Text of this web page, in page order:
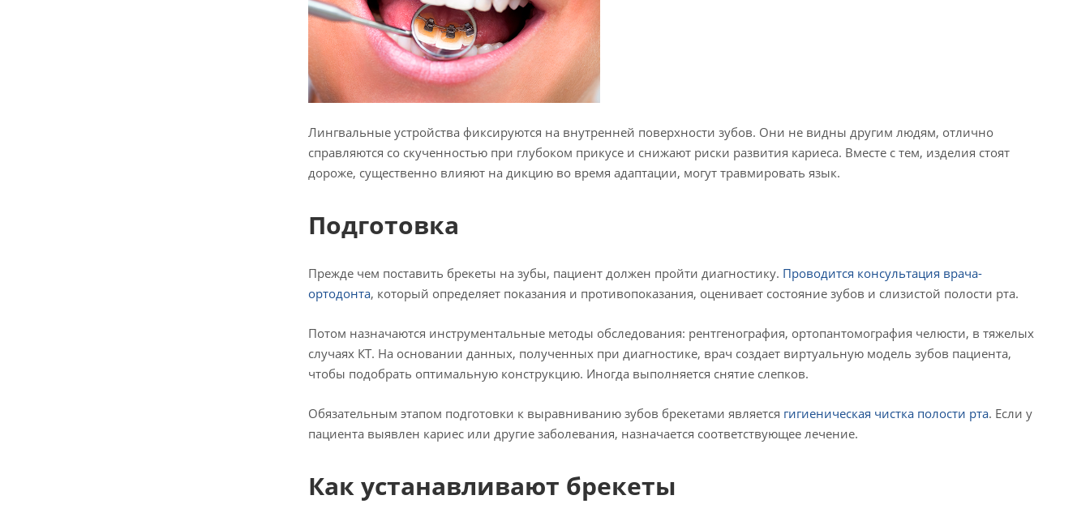
Лингвальные устройства фиксируются на внутренней поверхности зубов. Они не видны другим людям, отлично
справляются со скученностью при глубоком прикусе и снижают риски развития кариеса. Вместе с тем, изделия стоят
дороже, существенно влияют на дикцию во время адаптации, могут травмировать язык.
Подготовка
Прежде чем поставить брекеты на зубы, пациент должен пройти диагностику. Проводится консультация врача-
ортодонта, который определяет показания и противопоказания, оценивает состояние зубов и слизистой полости рта.
Потом назначаются инструментальные методы обследования: рентгенография, ортопантомография челюсти, в тяжелых
случаях КТ. На основании данных, полученных при диагностике, врач создает виртуальную модель зубов пациента,
чтобы подобрать оптимальную конструкцию. Иногда выполняется снятие слепков.
Обязательным этапом подготовки к выравниванию зубов брекетами является гигиеническая чистка полости рта. Если у
пациента выявлен кариес или другие заболевания, назначается соответствующее лечение.
Как устанавливают брекеты